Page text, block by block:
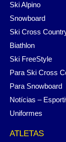
Ski Alpino
Snowboard
Ski Cross
Biathlon
Ski FreeStyle
Para Ski Cross
Para Snowboard
Notícias –
Uniformes
ATLETAS